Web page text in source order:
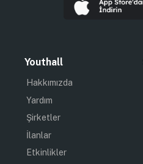
Youthall
Hakkımızda
Yardım
Şirketler
İlanlar
Etkinlikler